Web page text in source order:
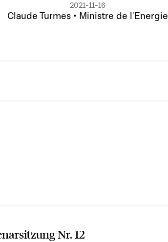
2021-11-16
Claude Turmes • Ministre de l'Energie
Nr. 12